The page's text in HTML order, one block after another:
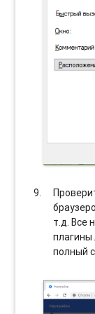
т.д. Все
плагины
полный